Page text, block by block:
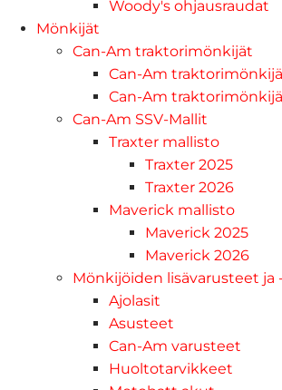
Woody's ohjausraudat
Mönkijät
Can-Am traktorimönkijät
Can-Am
Can-Am
Can-Am SSV-Mallit
Traxter mallisto
Traxter 2025
Traxter 2026
Maverick mallisto
Maverick 2025
Maverick 2026
Mönkijöiden lisävarusteet ja
Ajolasit
Asusteet
Can-Am varusteet
Huoltotarvikkeet